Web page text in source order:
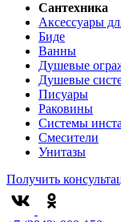
Сантехника
Аксессуары
Биде
Ванны
Душевые
Душевые
Писуары
Раковины
Системы
Смесители
Унитазы
Получить